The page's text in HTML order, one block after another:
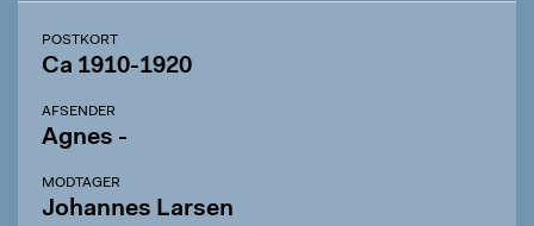
POSTKORT
Ca 1910-1920
AFSENDER
Agnes -
MODTAGER
Johannes Larsen